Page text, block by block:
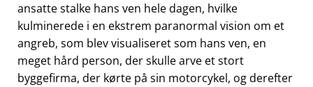
ansatte stalke hans ven hele dagen, hvilke
kulminerede i en ekstrem paranormal vision om et
angreb, som blev visualiseret som hans ven, en
meget hård person, der skulle arve et stort
byggefirma, der kørte på sin motorcykel, og derefter